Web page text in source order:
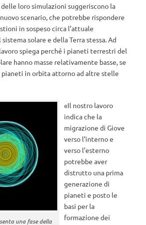
loro simulazioni suggeriscono la
scenario, che potrebbe rispondere
in sospeso circa l’attuale
solare e della Terra stessa. Ad
spiega perché i pianeti terrestri del
hanno masse relativamente basse, se
in orbita attorno ad altre stelle
una fase della
«Il nostro lavoro
indica che la
migrazione di Giove
verso l’interno e
verso l’esterno
potrebbe aver
distrutto una prima
generazione di
pianeti e posto le
basi per la
formazione dei